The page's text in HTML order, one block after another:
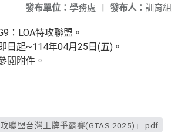
發布人： 訓育組
發布單位： 學務處 |
：LOA特攻聯盟。
日起~114年04月25日(五)。
閱附件。
攻聯盟台灣王牌爭霸賽(GTAS 2025)」.pdf